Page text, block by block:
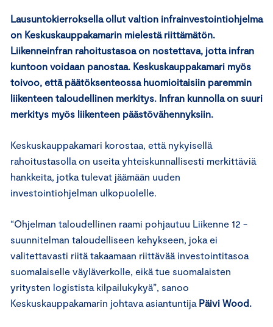
Lausuntokierroksella ollut valtion infrainvestointiohjelma
on Keskuskauppakamarin mielestä riittämätön.
Liikenneinfran rahoitustasoa on nostettava, jotta infran
kuntoon voidaan panostaa. Keskuskauppakamari myös
toivoo, että päätöksenteossa huomioitaisiin paremmin
liikenteen taloudellinen merkitys. Infran kunnolla on suuri
merkitys myös liikenteen päästövähennyksiin.
Keskuskauppakamari korostaa, että nykyisellä
rahoitustasolla on useita yhteiskunnallisesti merkittäviä
hankkeita, jotka tulevat jäämään uuden
investointiohjelman ulkopuolelle.
“Ohjelman taloudellinen raami pohjautuu Liikenne 12 -
suunnitelman taloudelliseen kehykseen, joka ei
valitettavasti riitä takaamaan riittävää investointitasoa
suomalaiselle väyläverkolle, eikä tue suomalaisten
yritysten logistista kilpailukykyä”, sanoo
Keskuskauppakamarin johtava asiantuntija Päivi Wood.